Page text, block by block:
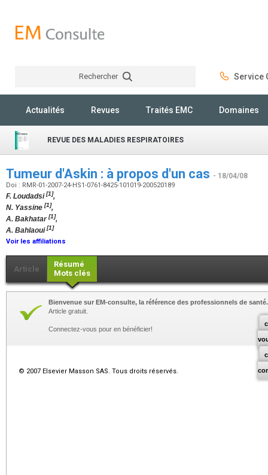
Rechercher Service
Actualités Revues Traités EMC Domaines
REVUE DES MALADIES RESPIRATOIRES
Tumeur d'Askin : à propos d'un cas - 18/04/08
Doi : RMR-01-2007-24-HS1-0761-8425-101019-200520189
F. Loudadsi[1],
N. Yassine [1],
A. Bakhatar[1],
A. Bahlaoui[1]
Voir les affiliations
Article
Résumé
Mots clés
Bienvenue sur EM-consulte, la référence des professionnels de santé.
Article gratuit.
Connectez-vous pour en bénéficier!
© 2007 Elsevier Masson SAS. Tous droits réservés.